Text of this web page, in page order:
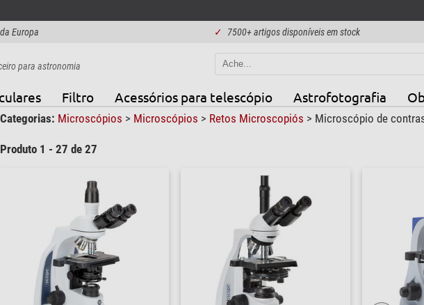
Europa ✓ 7500+ artigos disponíveis em stock
para astronomia
Filtro Acessórios para telescópio Astrofotografia
Categorias: Microscópios > Microscópios > Retos Microscopiós > Microscópio de
Produto 1 - 27 de 27